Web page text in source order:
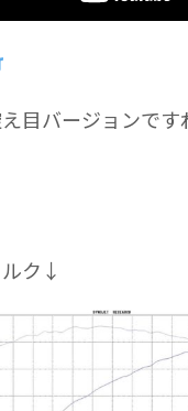
目バージョンです
ク↓